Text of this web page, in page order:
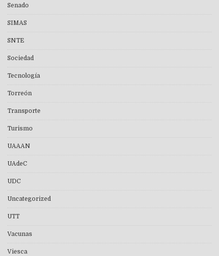
Senado
SIMAS
SNTE
Sociedad
Tecnología
Torreón
Transporte
Turismo
UAAAN
UAdeC
UDC
Uncategorized
UTT
Vacunas
Viesca